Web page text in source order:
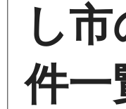
し
件一